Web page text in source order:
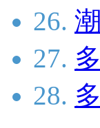
26.
27.
28.